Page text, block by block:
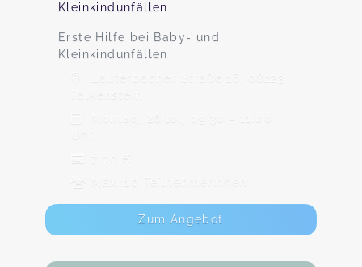
Kleinkindunfällen
Erste Hilfe bei Baby- und
Kleinkindunfällen
Lauterbacher Straße 16, 08223
Falkenstein
Montag, 26.10., 09:30 - 11:00
7,00 €
Max. 10 TeilnehmerInnen
Zum Angebot